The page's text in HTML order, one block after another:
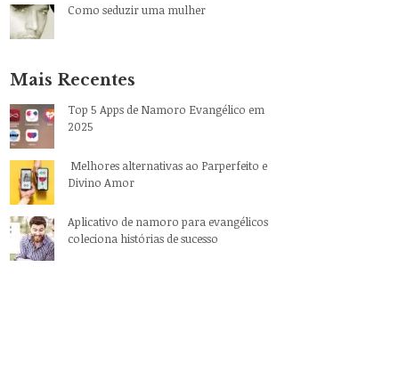
Como seduzir uma mulher
Mais Recentes
Top 5 Apps de Namoro Evangélico em
2025
Melhores alternativas ao Parperfeito e
Divino Amor
Aplicativo de namoro para evangélicos
coleciona histórias de sucesso